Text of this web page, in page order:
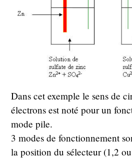
Dans cet exemple le sens de
électrons est noté pour un
mode pile.
3 modes de fonctionnement
la position du sélecteur (1,2